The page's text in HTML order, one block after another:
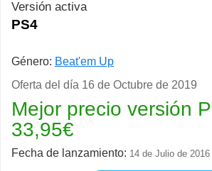
Versión activa
PS4
Género: Beat'em Up
Oferta del día 16 de Octubre de 2019
Mejor precio versión
33,95€
Fecha de lanzamiento: 14 de Julio de 2016